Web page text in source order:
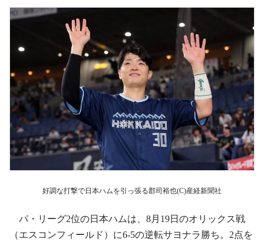
好調な打撃で日本ハムを引っ張る郡司裕也(C)産経新聞社
パ・リーグ2位の日本ハムは、8月19日のオリックス戦
（エスコンフィールド）に6-5の逆転サヨナラ勝ち。2点を